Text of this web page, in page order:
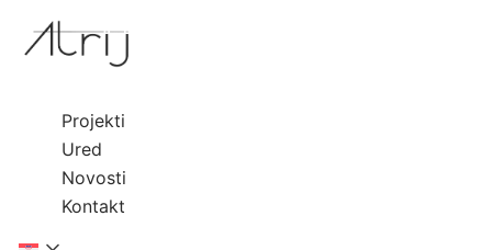
Projekti
Ured
Novosti
Kontakt